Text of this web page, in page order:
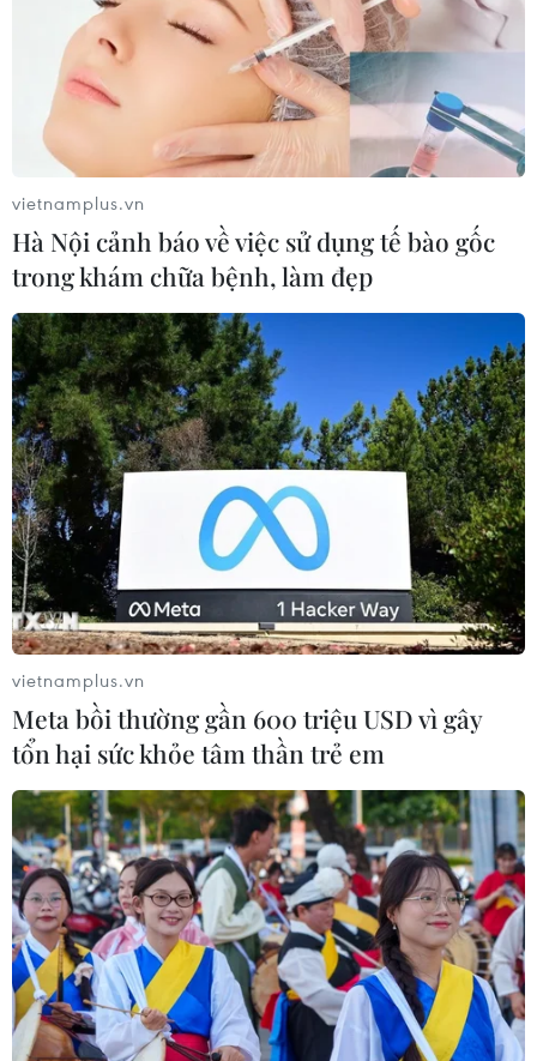
vietnamplus.vn
Hà Nội cảnh báo về việc sử dụng tế bào gốc
trong khám chữa bệnh, làm đẹp
vietnamplus.vn
Meta bồi thường gần 600 triệu USD vì gây
tổn hại sức khỏe tâm thần trẻ em